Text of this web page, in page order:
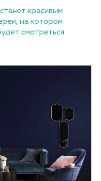
красивым
на котором
смотреться